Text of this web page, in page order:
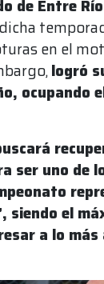
de Entre
en el
logró
ocupando
ser uno de
siendo el
a lo